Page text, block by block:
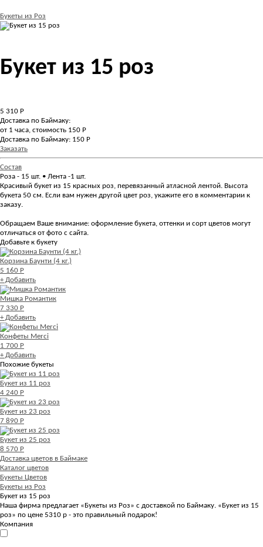
Букеты из Роз
Букет из 15 роз
5 310 Р
Доставка по Баймаку:
от 1 часа, стоимость 150 Р
Доставка по Баймаку: 150 Р
Заказать
Состав
Роза - 15 шт. • Лента -1 шт.
Красивый букет из 15 красных роз, перевязанный атласной лентой. Высота
букета 50 см. Если вам нужен другой цвет роз, укажите его в комментарии к
заказу.
Обращаем Ваше внимание: оформление букета, оттенки и сорт цветов могут
отличаться от фото с сайта.
Добавьте к букету
Корзина Баунти (4 кг.)
5 160 Р
+ Добавить
Мишка Романтик
7 330 Р
+ Добавить
Конфеты Merci
1 700 Р
+ Добавить
Похожие букеты
Букет из 11 роз
4 240 Р
Букет из 23 роз
7 890 Р
Букет из 25 роз
8 570 Р
Доставка цветов в Баймаке
Каталог цветов
Букеты Цветов
Букеты из Роз
Букет из 15 роз
Наша фирма предлагает «Букеты из Роз» с доставкой по Баймаку. «Букет из 15
роз» по цене 5310 р - это правильный подарок!
Компания